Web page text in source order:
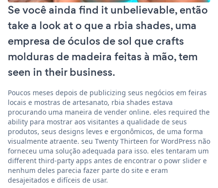
Se você ainda find it unbelievable, então
take a look at o que a rbia shades, uma
empresa de óculos de sol que crafts
molduras de madeira feitas à mão, tem
seen in their business.
Poucos meses depois de publicizing seus negócios em feiras
locais e mostras de artesanato, rbia shades estava
procurando uma maneira de vender online. eles required the
ability para mostrar aos visitantes a qualidade de seus
produtos, seus designs leves e ergonômicos, de uma forma
visualmente atraente. seu Twenty Thirteen for WordPress não
forneceu uma solução adequada para isso. eles tentaram um
different third-party apps antes de encontrar o powr slider e
nenhum deles parecia fazer parte do site e eram
desajeitados e difíceis de usar.